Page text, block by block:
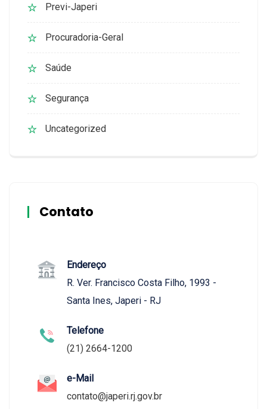
Previ-Japeri
Procuradoria-Geral
Saúde
Segurança
Uncategorized
Contato
Endereço
R. Ver. Francisco Costa Filho, 1993 -
Santa Ines, Japeri - RJ
Telefone
(21) 2664-1200
e-Mail
contato@japeri.rj.gov.br